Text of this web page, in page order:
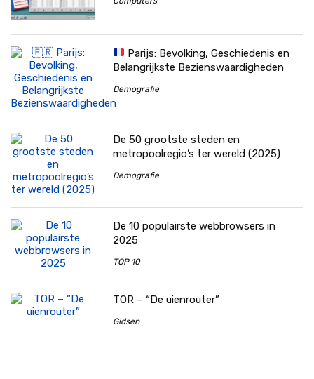
Parijs: Bevolking, Geschiedenis en
Belangrijkste Bezienswaardigheden
Demografie
De 50 grootste steden en
metropoolregio’s ter wereld (2025)
Demografie
De 10 populairste webbrowsers in
2025
TOP 10
TOR – “De uienrouter”
Gidsen